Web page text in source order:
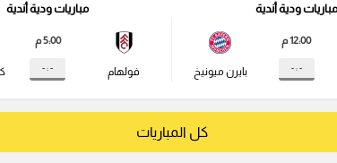
مباريات ودية أندية
12:00 م
- : - بايرن ميونيخ
مباريات ودية أندية
فولهام
5:00 م
- : -
كل المباريات